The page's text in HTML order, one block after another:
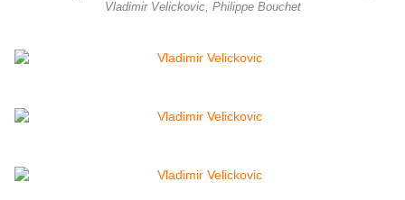
Vladimir Velickovic, Philippe Bouchet